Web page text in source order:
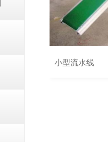
小型流水线